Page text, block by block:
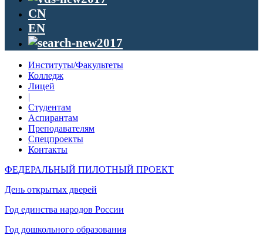
CN
EN
Институты/Факультеты
Колледж
Лицей
|
Студентам
Аспирантам
Преподавателям
Спецпроекты
Контакты
ФЕДЕРАЛЬНЫЙ ПИЛОТНЫЙ ПРОЕКТ
День открытых дверей
Год единства народов России
Год дошкольного образования